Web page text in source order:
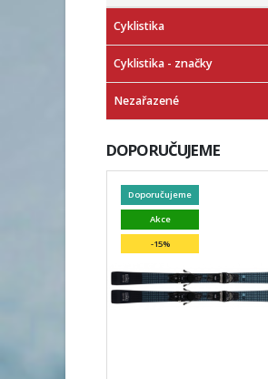
Cyklistika
Cyklistika - značky
Nezařazené
DOPORUČUJEME
Doporučujeme
Akce
-15%